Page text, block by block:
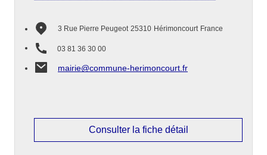
3 Rue Pierre Peugeot 25310 Hérimoncourt France
03 81 36 30 00
mairie@commune-herimoncourt.fr
Consulter la fiche détail